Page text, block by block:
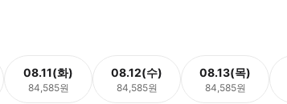
08.11(화)
84,585원
08.12(수)
84,585원
08.13(목)
84,585원